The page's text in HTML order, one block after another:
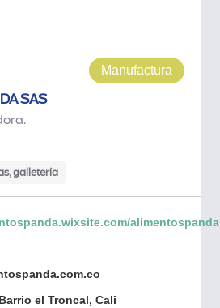
Manufactura
SAS
galletería
alimentospanda
el Troncal, Cali